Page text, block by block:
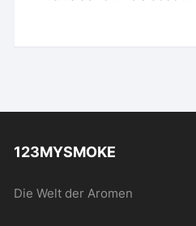
123MYSMOKE
Die Welt der Aromen